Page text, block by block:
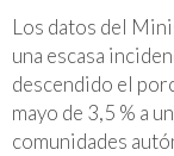
Los datos del
una escasa
descendido el
mayo de 3,5 % a
comunidades